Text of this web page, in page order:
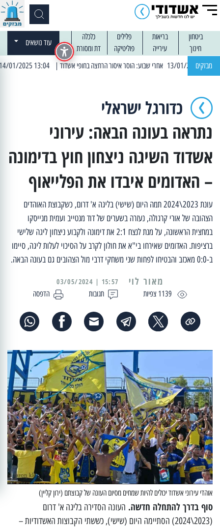
ביטחון בריאות פלילים
כלכלה
חינוך
עירייה פוליטיקה דת ומסורת
עוד נושאים
מבזקים | 13:04 14/01/2025 עובדים בלילות: עבודות קרצוף וריבוד אספלט
כדורגל ישראלי
נתראה בעונה הבאה: עירוני
אשדוד השיגה ניצחון חוץ בדימונה
– האדומים איבדו את הפלייאוף
עונת 2023\2024 תמה היום (שישי) בליגה א' דרום, כשקבוצת האוהדים
הצהובה של אורי קרגולה, נעזרה בשערים של דוד מנטייב ועמית מנייסקו
במחצית הראשונה, על מנת לנצח 2:1 את דימונה ולקבוע ניצחון ליגה שלישי
ברציפות. האדומים שאירחו בי"א את חולון לקרב על הסיכוי לעלות ליגה, סיימו
ב-0:0 מאכזב והבטיחו לפחות שני משחקי דרבי מול הצהובים גם בעונה הבאה.
1139 צפיות תגובות הדפסה
מאור לוי 15:57 | 03/05/2024
אוהדי עירוני אשדוד יכולים להיות שמחים מסיום העונה של קבוצתם (ירון קליין)
סוף בדרך להתחלה חדשה. העונה הסדירה בליגה א' דרום
(2023\2024) הסתיימה היום (שישי), כששתי הקבוצות האשדודיות –